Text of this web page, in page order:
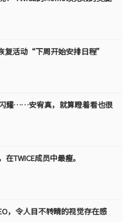
复活动“下周开始安排日程”
耀……安宥真，就算瞪着看也很
TWICE成员中最瘦。
，令人目不转睛的视觉存在感